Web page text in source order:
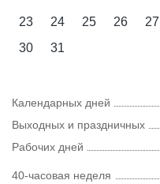
23
24 25 26 27
30
31
Календарных дней
Выходных и праздничных
Рабочих дней
40-часовая неделя